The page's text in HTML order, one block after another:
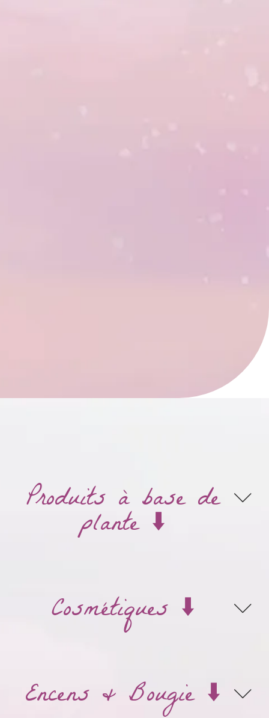
Produits à base de
plante ⬇️
Cosmétiques ⬇️
Encens & Bougie ⬇️